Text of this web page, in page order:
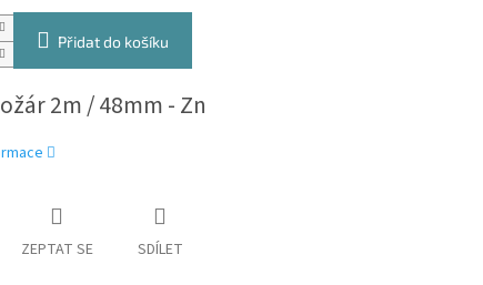
Přidat do košíku
2m / 48mm - Zn
ZEPTAT SE SDÍLET